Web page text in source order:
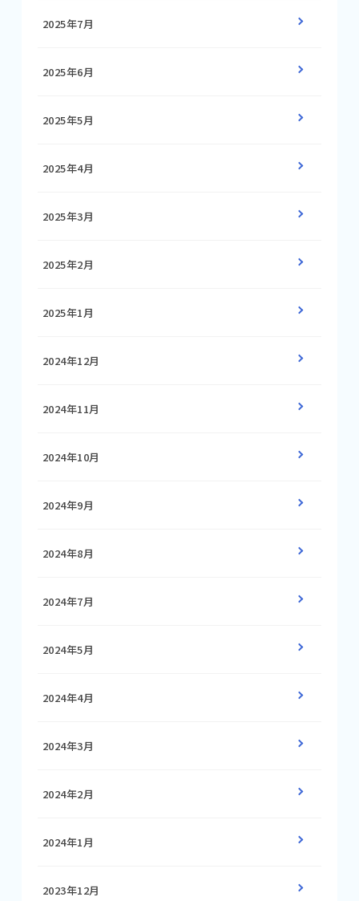
2025年7月
2025年6月
2025年5月
2025年4月
2025年3月
2025年2月
2025年1月
2024年12月
2024年11月
2024年10月
2024年9月
2024年8月
2024年7月
2024年5月
2024年4月
2024年3月
2024年2月
2024年1月
2023年12月